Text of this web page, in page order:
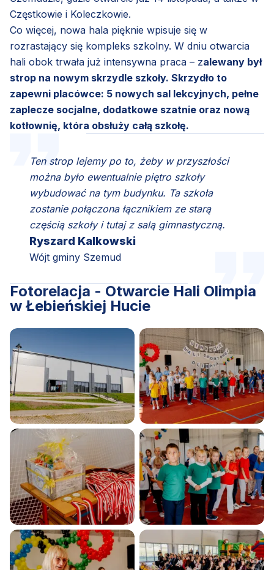
Częstkowie i Koleczkowie.
Co więcej, nowa hala pięknie wpisuje się w
rozrastający się kompleks szkolny. W dniu otwarcia
hali obok trwała już intensywna praca – zalewany był
strop na nowym skrzydle szkoły. Skrzydło to
zapewni placówce: 5 nowych sal lekcyjnych, pełne
zaplecze socjalne, dodatkowe szatnie oraz nową
kotłownię, która obsłuży całą szkołę.
Ten strop lejemy po to, żeby w przyszłości
można było ewentualnie piętro szkoły
wybudować na tym budynku. Ta szkoła
zostanie połączona łącznikiem ze starą
częścią szkoły i tutaj z salą gimnastyczną.
Ryszard Kalkowski
Wójt gminy Szemud
Fotorelacja - Otwarcie Hali Olimpia
w Łebieńskiej Hucie